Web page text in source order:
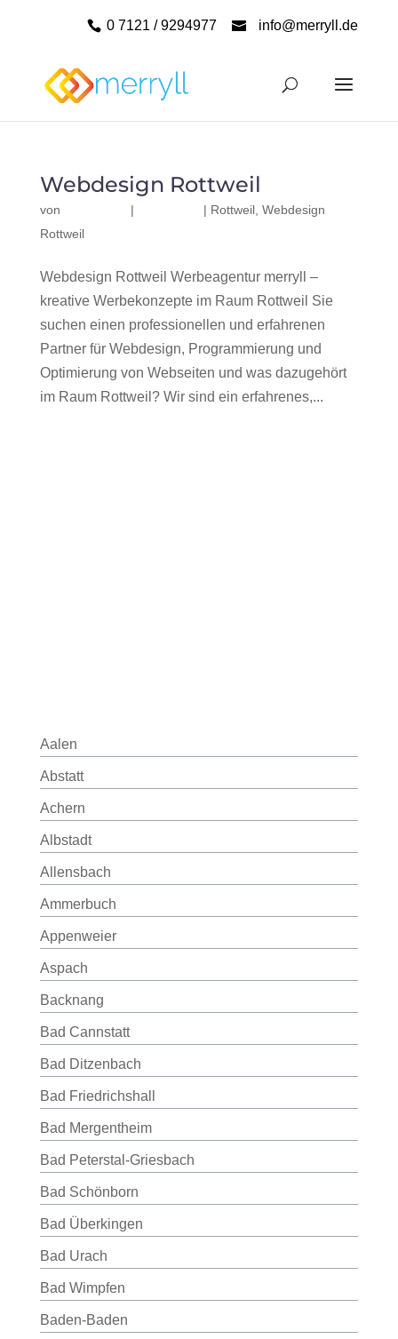
0 7121 / 9294977 info@merryll.de
Webdesign Rottweil
von | | Rottweil, Webdesign
Rottweil
Webdesign Rottweil Werbeagentur merryll –
kreative Werbekonzepte im Raum Rottweil Sie
suchen einen professionellen und erfahrenen
Partner für Webdesign, Programmierung und
Optimierung von Webseiten und was dazugehört
im Raum Rottweil? Wir sind ein erfahrenes,...
Aalen
Abstatt
Achern
Albstadt
Allensbach
Ammerbuch
Appenweier
Aspach
Backnang
Bad Cannstatt
Bad Ditzenbach
Bad Friedrichshall
Bad Mergentheim
Bad Peterstal-Griesbach
Bad Schönborn
Bad Überkingen
Bad Urach
Bad Wimpfen
Baden-Baden